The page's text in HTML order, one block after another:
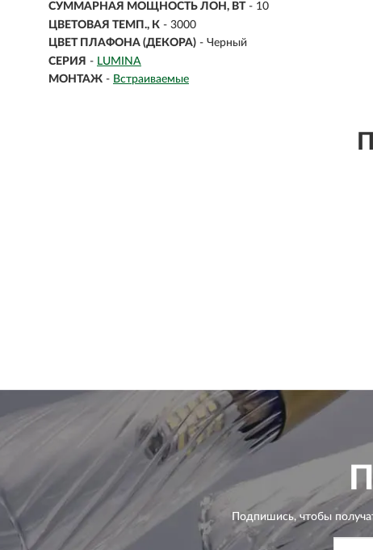
СУММАРНАЯ МОЩНОСТЬ ЛОН, ВТ - 10
ЦВЕТОВАЯ ТЕМП., К - 3000
ЦВЕТ ПЛАФОНА (ДЕКОРА) - Черный
СЕРИЯ - LUMINA
МОНТАЖ - Встраиваемые
Подпишись, чтобы